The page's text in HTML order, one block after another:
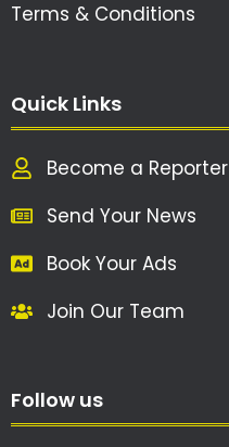
Terms & Conditions
Quick Links
Become a Reporter
Send Your News
Book Your Ads
Join Our Team
Follow us